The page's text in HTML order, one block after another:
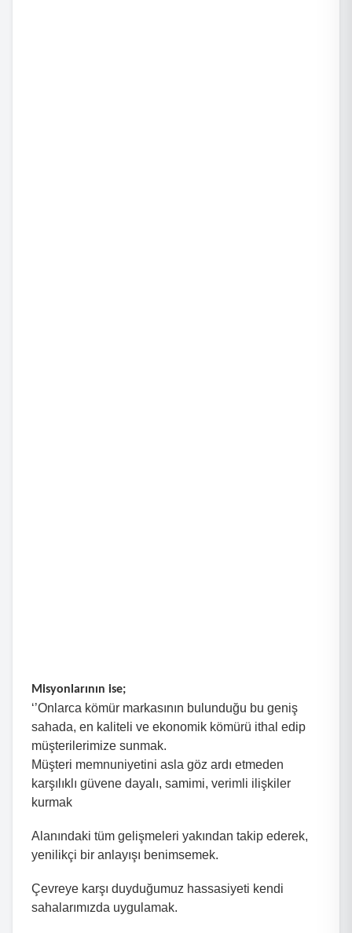
Misyonlarının ise;
‘’Onlarca kömür markasının bulunduğu bu geniş
sahada, en kaliteli ve ekonomik kömürü ithal edip
müşterilerimize sunmak.
Müşteri memnuniyetini asla göz ardı etmeden
karşılıklı güvene dayalı, samimi, verimli ilişkiler
kurmak
Alanındaki tüm gelişmeleri yakından takip ederek,
yenilikçi bir anlayışı benimsemek.
Çevreye karşı duyduğumuz hassasiyeti kendi
sahalarımızda uygulamak.